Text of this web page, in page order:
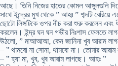
আছে। তিনি নিজের হাতের কোমল আঙ্গুলগুলি
সাথে ইন্দ্রের মুখ থেকে ” আহঃ ” শব্দটি বেরিয়ে
ছোটো লিঙ্গটিকে ওপর নীচ করা শুরু করলেন এবং
করলেন। ইন্দ্র ঘন ঘন গভীর নিঃশাস ফেলতে
উঠলো, ” মাআআআ, কেন জানিনা খুব আরাম
– ” থামবো না সোনা, থামবো না। তোমার
– ” হ্যা মা, খুব, খুব আরাম লাগছে। আহঃ ”